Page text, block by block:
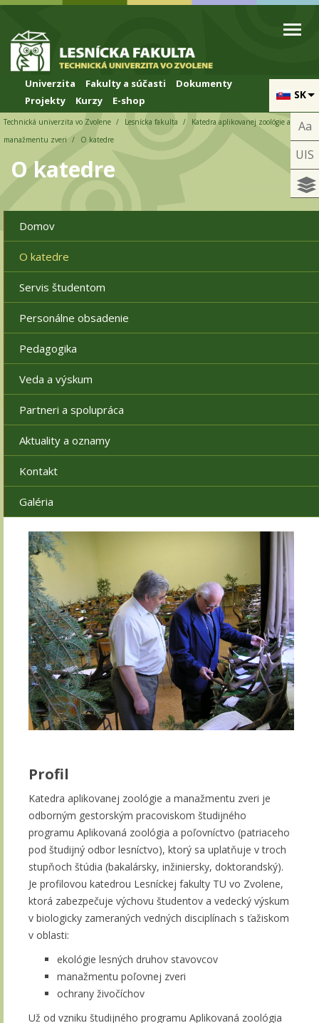
Skip to cookies
Skip to navigation
Skočiť na hlavný obsah
SK
Univerzita Fakulty a súčasti
Dokumenty
Projekty
Kurzy E-shop
Aa
UIS
Technická univerzita vo Zvolene Lesnícka fakulta
Katedra aplikovanej zoológie a
manažmentu zveri
O katedre
O katedre
Domov
O katedre
Servis študentom
Personálne obsadenie
Pedagogika
Veda a výskum
Partneri a spolupráca
Aktuality a oznamy
Kontakt
Galéria
Profil
Katedra aplikovanej zoológie a manažmentu zveri je
odborným gestorským pracoviskom študijného
programu Aplikovaná zoológia a poľovníctvo (patriaceho
pod študijný odbor lesníctvo), ktorý sa uplatňuje v troch
stupňoch štúdia (bakalársky, inžiniersky, doktorandský).
Je profilovou katedrou Lesníckej fakulty TU vo Zvolene,
ktorá zabezpečuje výchovu študentov a vedecký výskum
v biologicky zameraných vedných disciplínach s ťažiskom
v oblasti:
ekológie lesných druhov stavovcov
manažmentu poľovnej zveri
ochrany živočíchov
Už od vzniku študijného programu Aplikovaná zoológia